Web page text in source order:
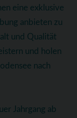
eine exklusive
anbieten zu
und Qualität
und holen
nach
Jahrgang ab